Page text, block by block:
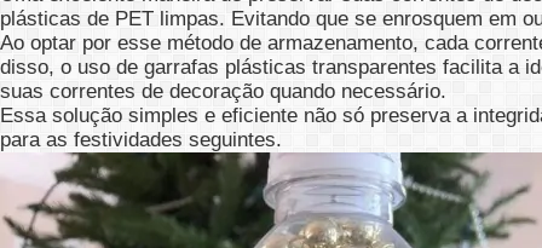
plásticas de PET limpas. Evitando que se enrosquem em
Ao optar por esse método de armazenamento, cada
disso, o uso de garrafas plásticas transparentes facilita a
suas correntes de decoração quando necessário.
Essa solução simples e eficiente não só preserva a
para as festividades seguintes.